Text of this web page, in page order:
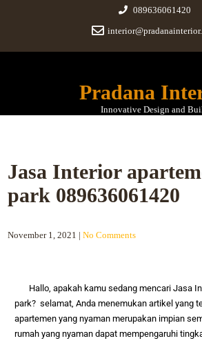
089636061420
Pradana
Innovative Design and
Jasa Interior
park 089636061420
November 1, 2021 |No Comments
Hallo, apakah kamu sedang mencariJasa
park? selamat, Anda menemukan artikel yang
apartemen yang nyaman merupakan impian
rumah yang nyaman dapat mempengaruhi